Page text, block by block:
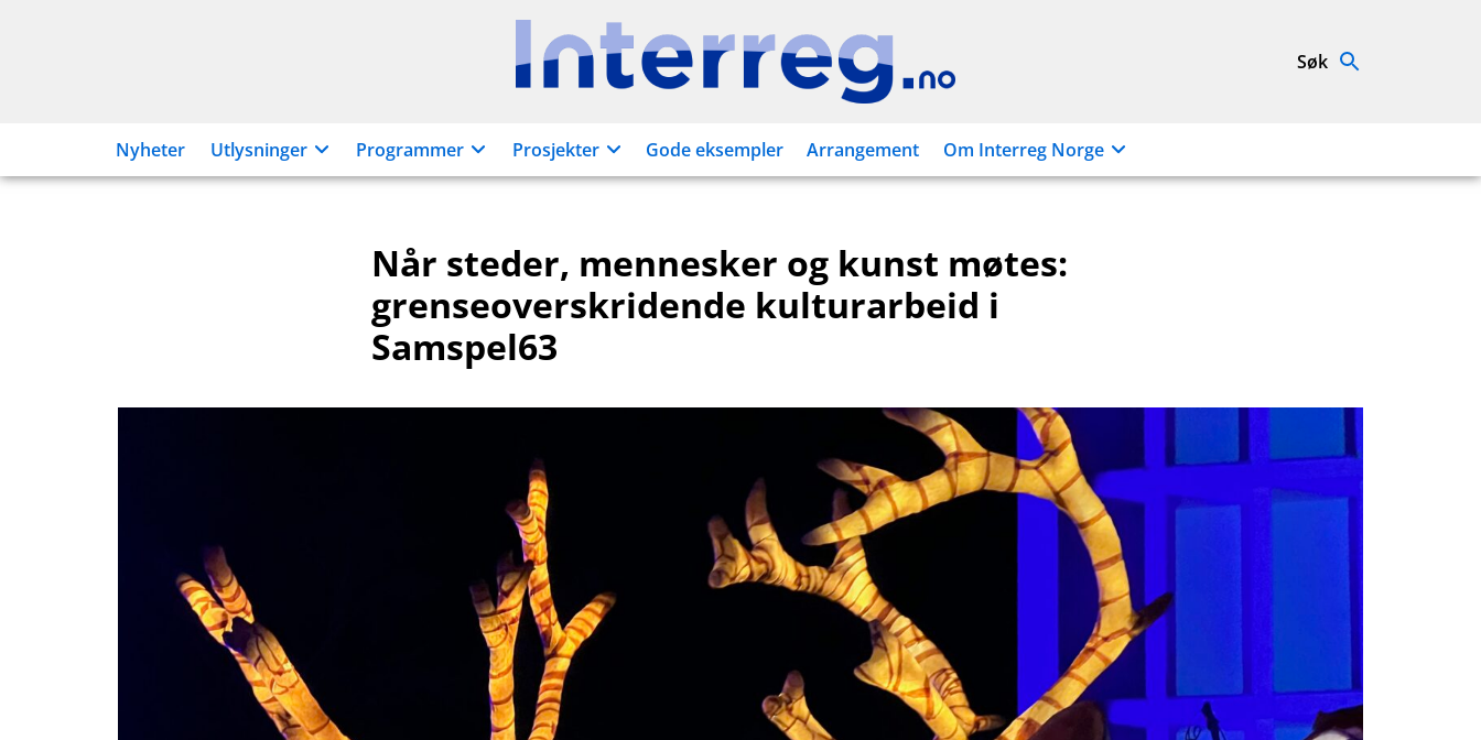
Interreg.no Søk
Nyheter Utlysninger Programmer Prosjekter Gode eksempler Arrangement Om Interreg Norge
Når steder, mennesker og kunst møtes:
grenseoverskridende kulturarbeid i
Samspel63